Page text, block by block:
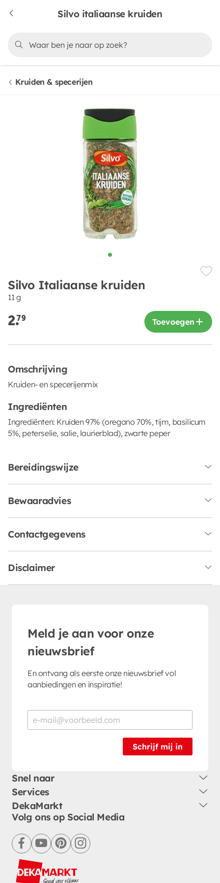
Silvo italiaanse kruiden
Kruiden & specerijen
Silvo Italiaanse kruiden
11 g
2.79 Toevoegen
Omschrijving
Kruiden- en specerijenmix
Ingrediënten
Ingrediënten: Kruiden 97% (oregano 70%, tijm, basilicum
5%, peterselie, salie, laurierblad), zwarte peper
Bereidingswijze
Bewaaradvies
Contactgegevens
Disclaimer
Meld je aan voor onze
nieuwsbrief
En ontvang als eerste onze nieuwsbrief vol
aanbiedingen en inspiratie!
Schrijf mij in
Snel naar
Services
DekaMarkt
Volg ons op Social Media
facebookyoutubepinterestinstagram